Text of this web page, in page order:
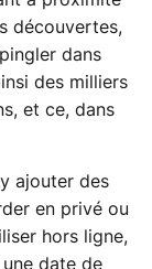
découvertes,
dans
des milliers
et ce, dans
ajouter des
en privé ou
hors ligne,
date de